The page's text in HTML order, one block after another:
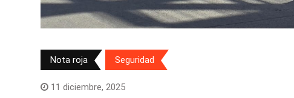
Nota roja Seguridad
11 diciembre, 2025